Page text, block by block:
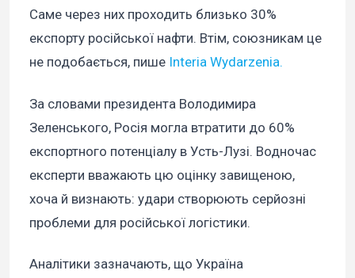
Саме через них проходить близько 30%
експорту російської нафти. Втім, союзникам це
не подобається, пише Interia Wydarzenia.
За словами президента Володимира
Зеленського, Росія могла втратити до 60%
експортного потенціалу в Усть-Лузі. Водночас
експерти вважають цю оцінку завищеною,
хоча й визнають: удари створюють серйозні
проблеми для російської логістики.
Аналітики зазначають, що Україна